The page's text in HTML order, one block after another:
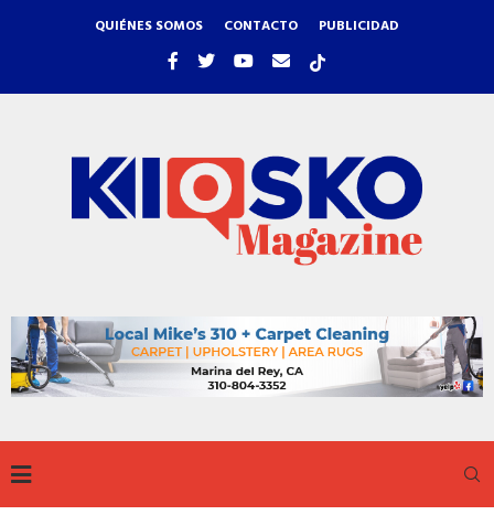
QUIÉNES SOMOS CONTACTO PUBLICIDAD